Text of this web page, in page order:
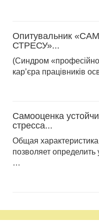
Опитувальник
СТРЕСУ»...
(Синдром
кар’єра працівників
Самооценка
стресса...
Общая
позволяет определить
…